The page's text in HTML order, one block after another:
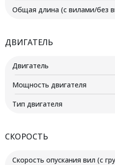
Общая длина (с вилами/без
ДВИГАТЕЛЬ
Двигатель
Мощность двигателя
Тип двигателя
СКОРОСТЬ
Скорость опускания вил (с